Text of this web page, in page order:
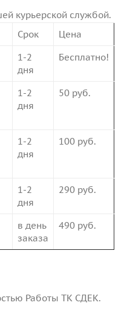
курьерской службой.
Срок
Цена
1-2
дня
Бесплатно!
1-2
дня
50 руб.
1-2
дня
100 руб.
1-2
дня
290 руб.
в день
заказа
490 руб.
Работы ТК СДЕК.